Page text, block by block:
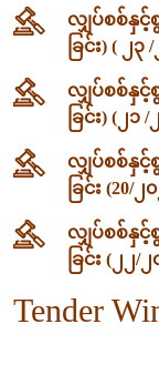
လျှပ်စစ်နှင့်
ခြင်း) ( ၂
လျှပ်စစ်နှင့်
ခြင်း) (၂၁
လျှပ်စစ်နှင့်
ခြင်း (20/
လျှပ်စစ်နှင့်
ခြင်း (၂၂/
Tender